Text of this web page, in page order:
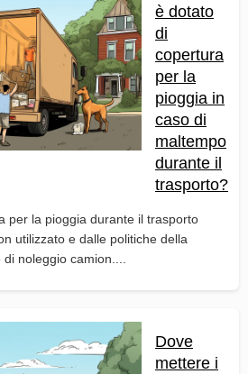
è dotato
di
copertura
per la
pioggia in
caso di
maltempo
durante il
trasporto?
per la pioggia durante il trasporto
utilizzato e dalle politiche della
noleggio camion....
Dove
mettere i